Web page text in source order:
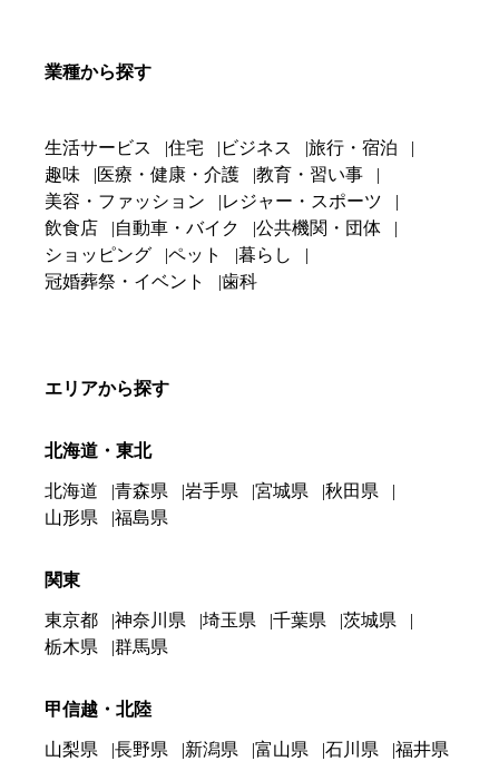
業種から探す
生活サービス 住宅 ビジネス
旅行・宿泊
趣味
医療・健康・介護
教育・習い事
美容・ファッション
レジャー・スポーツ
飲食店
自動車・バイク
公共機関・団体
ショッピング
ペット
暮らし
冠婚葬祭・イベント
歯科
エリアから探す
北海道・東北
北海道 青森県 岩手県 宮城県
秋田県
山形県
福島県
関東
東京都 神奈川県 埼玉県 千葉県
茨城県
栃木県
群馬県
甲信越・北陸
山梨県 長野県 新潟県 富山県 石川県 福井県